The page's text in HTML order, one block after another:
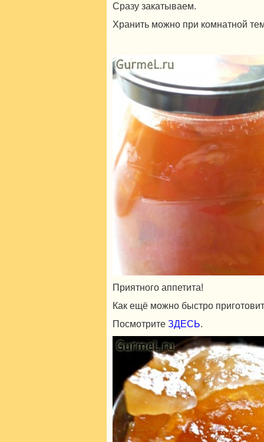
Сразу закатываем.
Хранить можно при комнатной
Приятного аппетита!
Как ещё можно быстро
Посмотрите ЗДЕСЬ